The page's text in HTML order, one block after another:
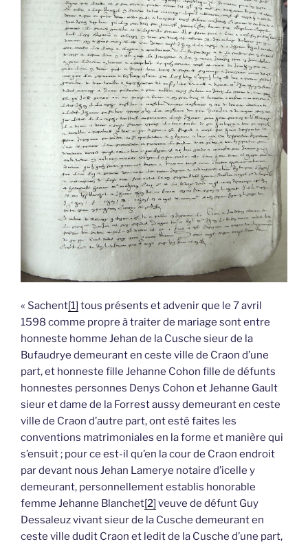
« Sachent[1] tous présents et advenir que le 7 avril
1598 comme propre à traiter de mariage sont entre
honneste homme Jehan de la Cusche sieur de la
Bufaudrye demeurant en ceste ville de Craon d’une
part, et honneste fille Jehanne Cohon fille de défunts
honnestes personnes Denys Cohon et Jehanne Gault
sieur et dame de la Forrest aussy demeurant en ceste
ville de Craon d’autre part, ont esté faites les
conventions matrimoniales en la forme et manière qui
s’ensuit ; pour ce est-il qu’en la cour de Craon endroit
par devant nous Jehan Lamerye notaire d’icelle y
demeurant, personnellement establis honorable
femme Jehanne Blanchet[2] veuve de défunt Guy
Dessaleuz vivant sieur de la Cusche demeurant en
ceste ville dudit Craon et ledit de la Cusche d’une part,